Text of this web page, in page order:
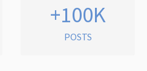
+100K
POSTS